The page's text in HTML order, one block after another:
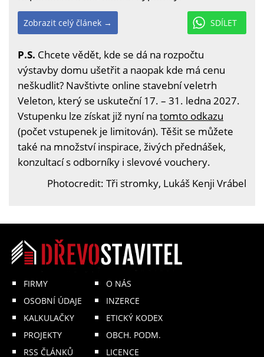
SDÍLET
Zobrazit celý článek →
P.S. Chcete vědět, kde se dá na rozpočtu
výstavby domu ušetřit a naopak kde má cenu
neškudlit? Navštivte online stavební veletrh
Veleton, který se uskuteční 17. – 31. ledna 2027.
Vstupenku lze získat již nyní na tomto odkazu
(počet vstupenek je limitován). Těšit se můžete
také na množství inspirace, živých přednášek,
konzultací s odborníky i slevové vouchery.
Photocredit: Tři stromky, Lukáš Kenji Vrábel
FIRMY
OSOBNÍ ÚDAJE
KALKULAČKY
PROJEKTY
RSS ČLÁNKŮ
O NÁS
INZERCE
ETICKÝ KODEX
OBCH. PODM.
LICENCE